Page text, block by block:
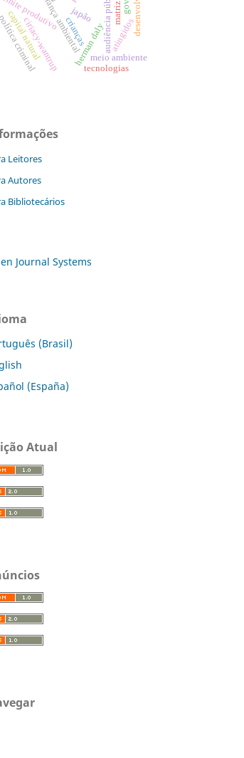
ciriacy-wantrup herman daly
segurança ambiental
limite produtivo
capital natural meio ambiente
política criminal japão audiência públicaatingidos
tecnologias
crianças
Leitores
Autores
Bibliotecários
Journal Systems
(Brasil)
(España)
Atual